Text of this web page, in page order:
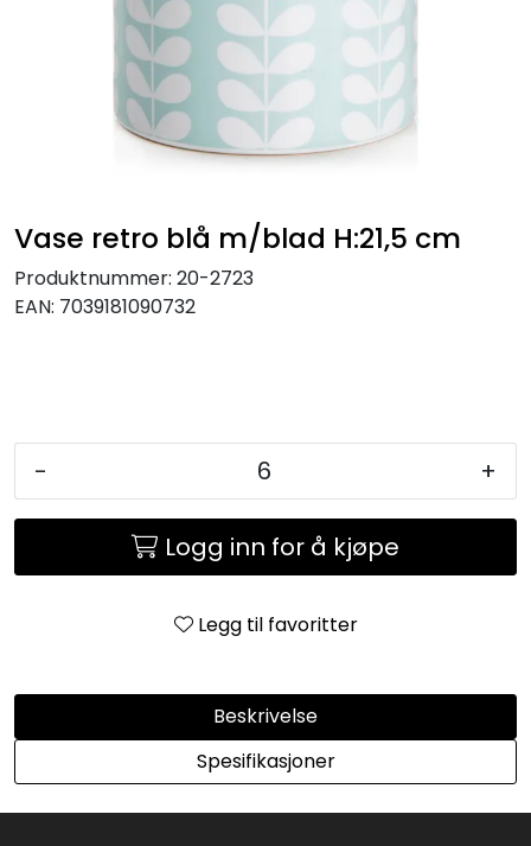
Vase retro blå m/blad H:21,5 cm
Produktnummer: 20-2723
EAN: 7039181090732
- +
Logg inn for å kjøpe
Legg til favoritter
Beskrivelse
Spesifikasjoner
JUL